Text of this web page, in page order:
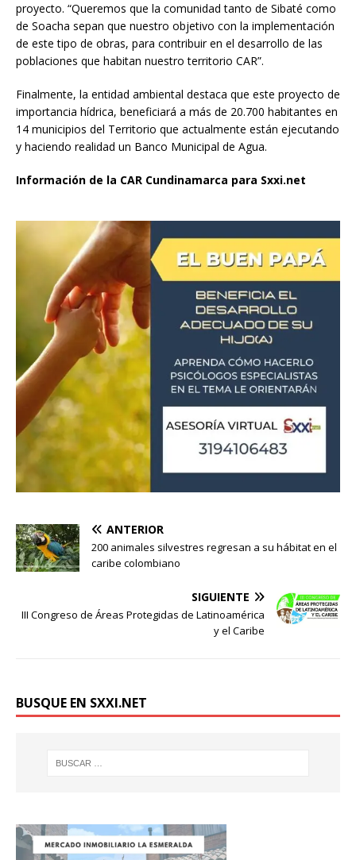
proyecto. “Queremos que la comunidad tanto de Sibaté como
de Soacha sepan que nuestro objetivo con la implementación
de este tipo de obras, para contribuir en el desarrollo de las
poblaciones que habitan nuestro territorio CAR”.
Finalmente, la entidad ambiental destaca que este proyecto de
importancia hídrica, beneficiará a más de 20.700 habitantes en
14 municipios del Territorio que actualmente están ejecutando
y haciendo realidad un Banco Municipal de Agua.
Información de la CAR Cundinamarca para Sxxi.net
ANTERIOR
200 animales silvestres regresan a su hábitat en el
caribe colombiano
SIGUIENTE
III Congreso de Áreas Protegidas de Latinoamérica
y el Caribe
BUSQUE EN SXXI.NET